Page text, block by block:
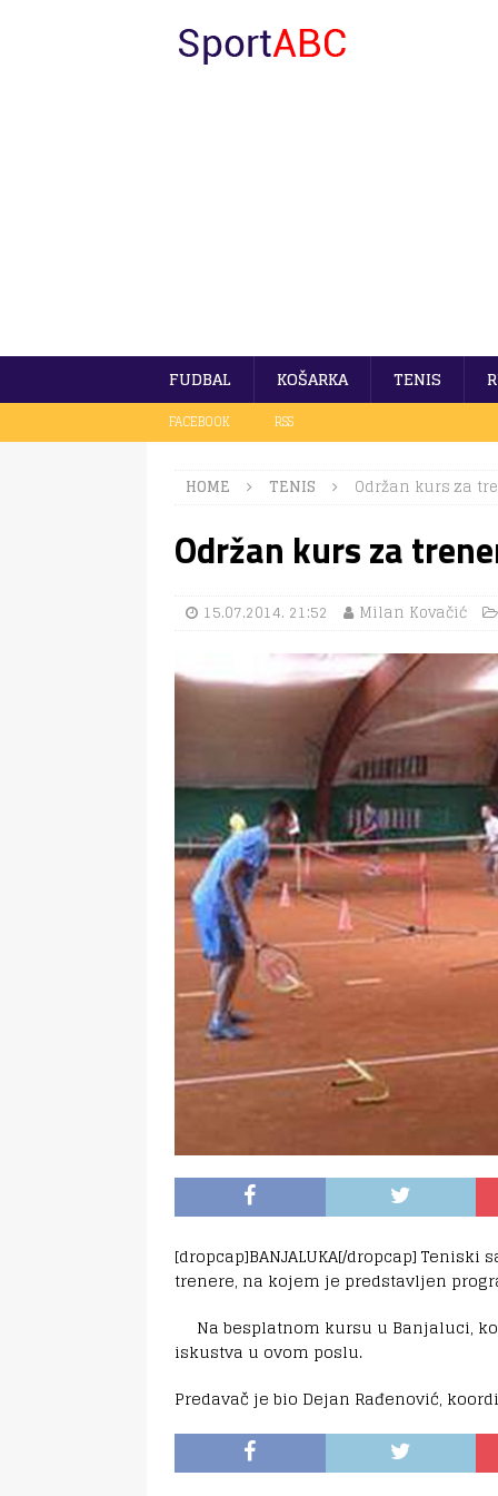
FUDBAL KOŠARKA TENIS
FACEBOOK RSS
HOME TENIS Održan kurs za
Održan kurs za
15.07.2014. 21:52 Milan Kovačić
[dropcap]BANJALUKA[/dropcap]
trenere, na kojem je predstavljen
Na besplatnom kursu u Banjaluci,
iskustva u ovom poslu.
Predavač je bio Dejan Rađenović,